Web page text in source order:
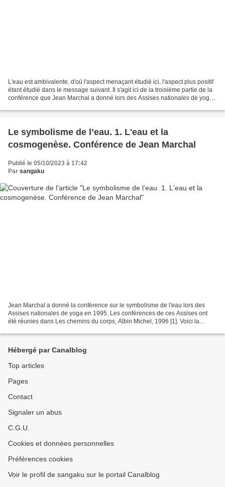
L'eau est ambivalente, d'où l'aspect menaçant étudié ici, l'aspect plus positif
étant étudié dans le message suivant. Il s'agit ici de la troisième partie de la
conférence que Jean Marchal a donné lors des Assises nationales de yoga
Le symbolisme de l’eau. 1. L'eau et la
cosmogenèse. Conférence de Jean Marchal
Publié le 05/10/2023 à 17:42
Par sangaku
Jean Marchal a donné la conférence sur le symbolisme de l'eau lors des
Assises nationales de yoga en 1995. Les conférences de ces Assises ont
été réunies dans Les chemins du corps, Albin Michel, 1996 [1]. Voici la
Hébergé par Canalblog
Top articles
Pages
Contact
Signaler un abus
C.G.U.
Cookies et données personnelles
Préférences cookies
Voir le profil de sangaku sur le portail Canalblog